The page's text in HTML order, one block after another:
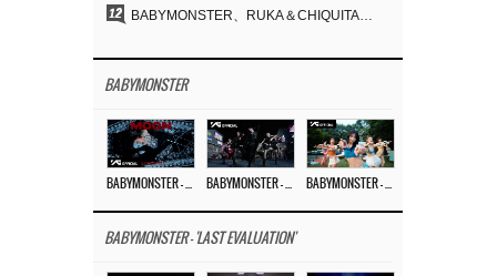
12 BABYMONSTER、RUKA＆CHIQUITAの「MOON」ビジュアルを公開…洗練されたカリスマ性・ユニークなビジュアル
BABYMONSTER
BABYMONSTER - 'LAST EVALUATION'